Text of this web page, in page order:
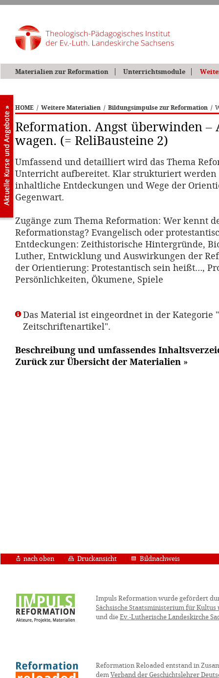
Materialien zur Reformation Unterrichtsmodule
HOME / Weitere Materialien / Bildungsimpulse zur Reformation /
Reformation. Angst überwinden –
wagen. (= ReliBausteine 2)
Umfassend und detailliert wird das Thema
Unterricht aufbereitet. Klar strukturiert werden
inhaltliche Entdeckungen und Wege der
Gegenwart.
Zugänge zum Thema Reformation: Wer kennt
Reformationstag? Evangelisch oder
Entdeckungen: Zeithistorische Hintergründe,
Luther, Entwicklung und Auswirkungen der
der Orientierung: Protestantisch sein heißt…,
Persönlichkeiten, Ökumene, Spiele
Das Material ist eingeordnet in der Kategorie
Zeitschriftenartikel".
Beschreibung und umfassendes
Zurück zur Übersicht der Materialien »
nach oben Druckansicht Bildnachweis
Impuls Reformation wurde gefördert
Sächsische Staatsministerium für Kultus
und die Ev.-Lutherische Landeskirche
Reformation Reloaded entstand in
dem Verband der Geschichtslehrer